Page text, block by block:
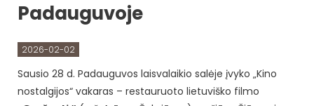
Padauguvoje
2026-02-02
Sausio 28 d. Padauguvos laisvalaikio salėje įvyko „Kino
nostalgijos“ vakaras – restauruoto lietuviško filmo